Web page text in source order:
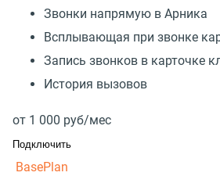
Звонки напрямую в Арника
Всплывающая при звонке
Запись звонков в карточке
История вызовов
от 1 000 руб/мес
Подключить
BasePlan